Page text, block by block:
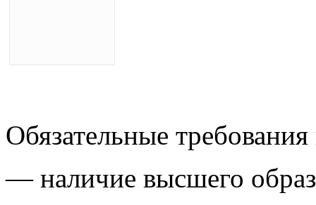
Обязательные
— наличие высшего